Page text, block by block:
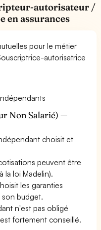
autorisateur /
en assurances
pour le métier
autorisatrice
Non Salarié) —
choisit et
peuvent être
la loi Madelin).
les garanties
son budget.
n'est pas obligé
fortement conseillé.